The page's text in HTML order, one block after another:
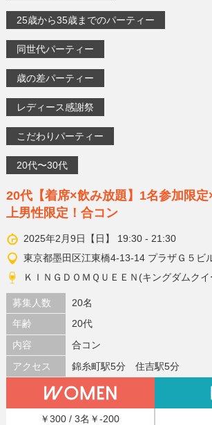
25歳から35歳までのパーティー
同世代パーティー
歳の差パーティー
レディース感謝祭
こだわりパーティー
20代〜30代
20代【着席×飲み放題】1名参加限
上男性限定！合コン
2025年2月9日【日】 19:30 - 21:30
東京都墨田区江東橋4-13-14 プラザＧ５ビ
ＫＩＮＧＤＯＭＱＵＥＥＮ(キングダムクイ
募集人数
20名
年齢
20代
内容
合コン
アクセス
錦糸町駅5分 住吉駅5分
￥300 / 3名￥-200